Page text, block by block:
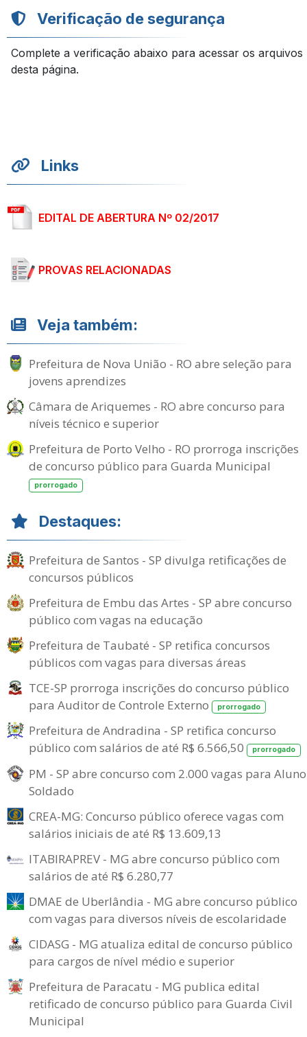
Verificação de segurança
Complete a verificação abaixo para acessar os arquivos
desta página.
Links
EDITAL DE ABERTURA Nº 02/2017
PROVAS RELACIONADAS
Veja também:
Prefeitura de Nova União - RO abre seleção para
jovens aprendizes
Câmara de Ariquemes - RO abre concurso para
níveis técnico e superior
Prefeitura de Porto Velho - RO prorroga inscrições
de concurso público para Guarda Municipal
prorrogado
Destaques:
Prefeitura de Santos - SP divulga retificações de
concursos públicos
Prefeitura de Embu das Artes - SP abre concurso
público com vagas na educação
Prefeitura de Taubaté - SP retifica concursos
públicos com vagas para diversas áreas
TCE-SP prorroga inscrições do concurso público
para Auditor de Controle Externo
prorrogado
Prefeitura de Andradina - SP retifica concurso
público com salários de até R$ 6.566,50
prorrogado
PM - SP abre concurso com 2.000 vagas para
Soldado
CREA-MG: Concurso público oferece vagas com
salários iniciais de até R$ 13.609,13
ITABIRAPREV - MG abre concurso público com
salários de até R$ 6.280,77
DMAE de Uberlândia - MG abre concurso público
com vagas para diversos níveis de escolaridade
CIDASG - MG atualiza edital de concurso público
para cargos de nível médio e superior
Prefeitura de Paracatu - MG publica edital
retificado de concurso público para Guarda Civil
Municipal